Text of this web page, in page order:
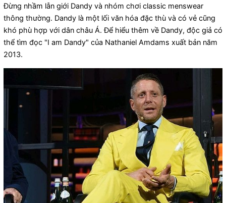
Đừng nhầm lẫn giới Dandy và nhóm chơi classic menswear
thông thường. Dandy là một lối văn hóa đặc thù và có vẻ cũng
khó phù hợp với dân châu Á. Để hiểu thêm về Dandy, độc giả có
thể tìm đọc "I am Dandy" của Nathaniel Amdams xuất bản năm
2013.